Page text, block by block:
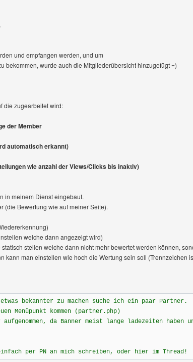
und empfangen werden, und um
bekommen, wurde auch die Mitgliederübersicht hinzugefügt =)
die zugearbeitet wird:
der Member
automatisch erkannt)
wie anzahl der Views/Clicks bis inaktiv)
in meinem Dienst eingebaut.
(die Bewertung wie auf meiner Seite).
welche dann angezeigt wird)
stellen welche dann nicht mehr bewertet werden können,
kann man einstellen wie hoch die Wertung sein soll (Trennzeichen
bekannter zu machen suche ich ein paar Partner.
Menüpunkt kommen (partner.php)
da Banner meist lange ladezeiten haben
per PN an mich schreiben, oder hier im Thread!